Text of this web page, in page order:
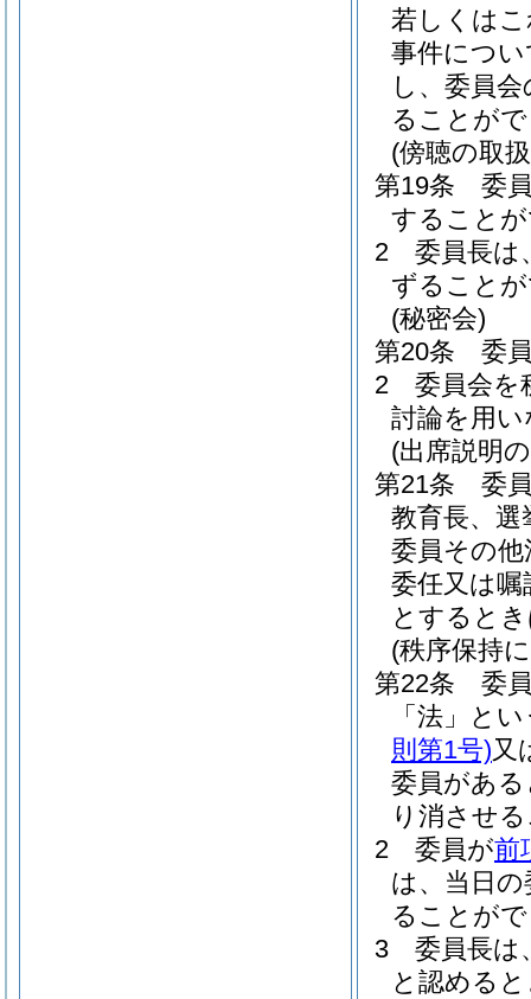
若しくは
事件につ
し、委員
ることが
(傍聴の取
第19条
委
すること
2
委員長は
ずること
(秘密会)
第20条
委
2
委員会を
討論を用
(出席説明
第21条
委
教育長、選
委員その
委任又は
とすると
(秩序保持
第22条
委
「法」と
則第1号)又
委員があ
り消させ
2
委員が前
は、当日
ることが
3
委員長は
と認める